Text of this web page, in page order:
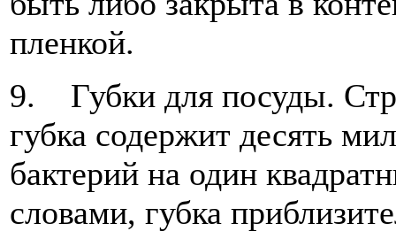
пленкой.
9. Губки для посуды.
губка содержит десять
бактерий на один
словами, губка